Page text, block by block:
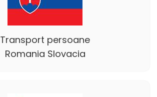
Transport persoane
Romania Slovacia